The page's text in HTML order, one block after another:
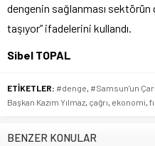
dengenin sağlanması sektörün
taşıyor” ifadelerini kullandı.
Sibel TOPAL
ETİKETLER: #denge, #Samsun'un
Başkan Kazım Yılmaz, çağrı, ekonomi,
BENZER KONULAR